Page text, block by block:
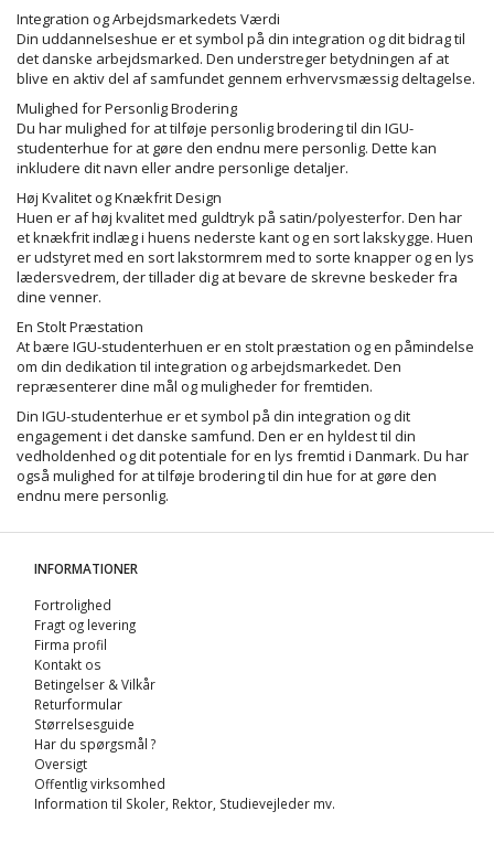
Integration og Arbejdsmarkedets Værdi
Din uddannelseshue er et symbol på din integration og dit bidrag til
det danske arbejdsmarked. Den understreger betydningen af at
blive en aktiv del af samfundet gennem erhvervsmæssig deltagelse.
Mulighed for Personlig Brodering
Du har mulighed for at tilføje personlig brodering til din IGU-
studenterhue for at gøre den endnu mere personlig. Dette kan
inkludere dit navn eller andre personlige detaljer.
Høj Kvalitet og Knækfrit Design
Huen er af høj kvalitet med guldtryk på satin/polyesterfor. Den har
et knækfrit indlæg i huens nederste kant og en sort lakskygge. Huen
er udstyret med en sort lakstormrem med to sorte knapper og en lys
lædersvedrem, der tillader dig at bevare de skrevne beskeder fra
dine venner.
En Stolt Præstation
At bære IGU-studenterhuen er en stolt præstation og en påmindelse
om din dedikation til integration og arbejdsmarkedet. Den
repræsenterer dine mål og muligheder for fremtiden.
Din IGU-studenterhue er et symbol på din integration og dit
engagement i det danske samfund. Den er en hyldest til din
vedholdenhed og dit potentiale for en lys fremtid i Danmark. Du har
også mulighed for at tilføje brodering til din hue for at gøre den
endnu mere personlig.
INFORMATIONER
Fortrolighed
Fragt og levering
Firma profil
Kontakt os
Betingelser & Vilkår
Returformular
Størrelsesguide
Har du spørgsmål ?
Oversigt
Offentlig virksomhed
Information til Skoler, Rektor, Studievejleder mv.